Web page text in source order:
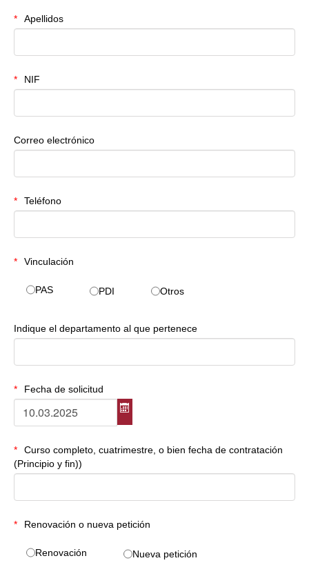
Apellidos
NIF
Correo electrónico
Teléfono
Vinculación
PAS PDI Otros
Indique el departamento al que pertenece
Fecha de solicitud
Curso completo, cuatrimestre, o bien fecha de contratación
(Principio y fin))
Renovación o nueva petición
Renovación Nueva petición